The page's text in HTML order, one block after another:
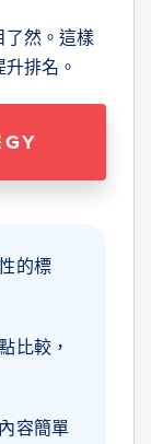
然。這樣
排名。
的標
比較，
容簡單